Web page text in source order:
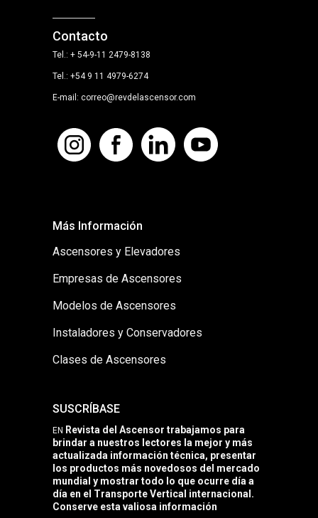
Contacto
Tel.: + 54-9-11 2479-8138
Tel.: +54 9 11 4979-6274
E-mail: correo@revdelascensor.com
Más Información
Ascensores y Elevadores
Empresas de Ascensores
Modelos de Ascensores
Instaladores y Conservadores
Clases de Ascensores
SUSCRÍBASE
EN Revista del Ascensor trabajamos para
brindar a nuestros lectores la mejor y más
actualizada información técnica, presentar
los productos más novedosos del mercado
mundial y mostrar todo lo que ocurre día a
día en el Transporte Vertical internacional.
Conserve esta valiosa información